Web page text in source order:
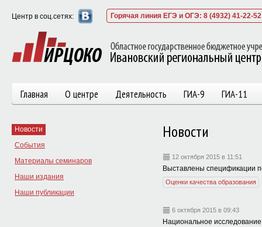
Центр в соц.сетях: Горячая линия ЕГЭ и ОГЭ: 8 (4932) 41-22-
Главная О центре Деятельность ГИА-9 ГИА-11
Новости
События
Материалы семинаров
Наши издания
Наши публикации
Новости
12 октября 2015 в 11:51
Выставлены спецификации
Оценки качества образования
6 октября 2015 в 09:43
Национальное